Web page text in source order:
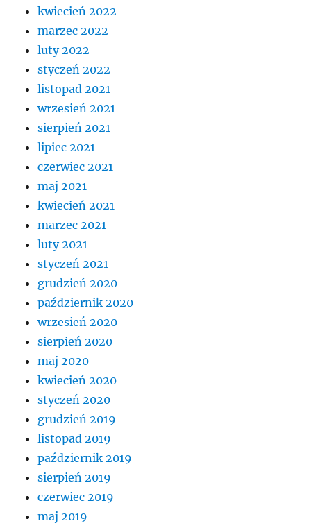
kwiecień 2022
marzec 2022
luty 2022
styczeń 2022
listopad 2021
wrzesień 2021
sierpień 2021
lipiec 2021
czerwiec 2021
maj 2021
kwiecień 2021
marzec 2021
luty 2021
styczeń 2021
grudzień 2020
październik 2020
wrzesień 2020
sierpień 2020
maj 2020
kwiecień 2020
styczeń 2020
grudzień 2019
listopad 2019
październik 2019
sierpień 2019
czerwiec 2019
maj 2019